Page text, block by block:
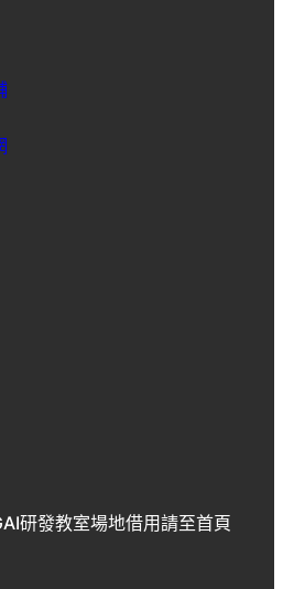
研發教室場地借用請至首頁